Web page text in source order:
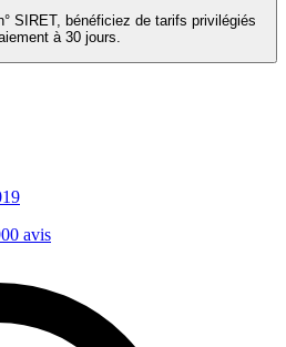
SIRET, bénéficiez de tarifs privilégiés
à 30 jours.
avis